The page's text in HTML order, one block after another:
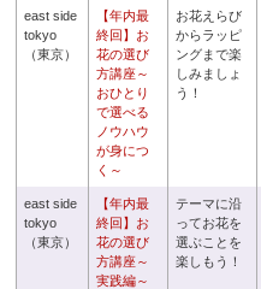
east side
tokyo
（東京）
【年内最
終回】お
花の選び
方講座～
おひとり
で選べる
ノウハウ
が身につ
く～
お花えらび
からラッピ
ングまで楽
しみましょ
う！
east side
tokyo
（東京）
【年内最
終回】お
花の選び
方講座～
実践編～
テーマに沿
ってお花を
選ぶことを
楽しもう！